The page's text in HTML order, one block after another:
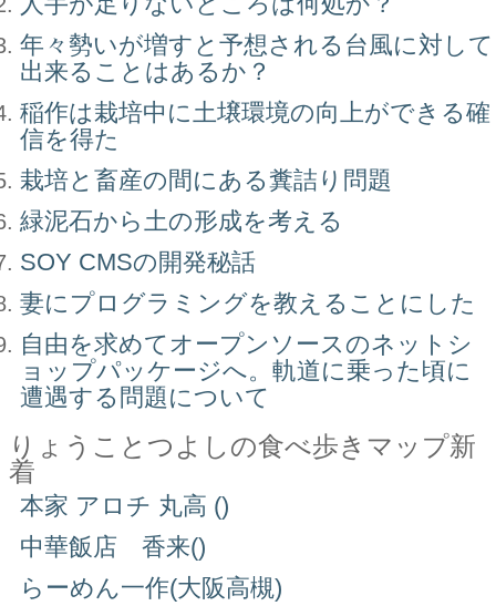
年々勢いが増すと予想される台風に対して
出来ることはあるか？
稲作は栽培中に土壌環境の向上ができる確
信を得た
栽培と畜産の間にある糞詰り問題
緑泥石から土の形成を考える
SOY CMSの開発秘話
妻にプログラミングを教えることにした
自由を求めてオープンソースのネットシ
ョップパッケージへ。軌道に乗った頃に
遭遇する問題について
りょうことつよしの食べ歩きマップ新
着
本家 アロチ 丸高 ()
中華飯店 香来()
らーめん一作(大阪高槻)